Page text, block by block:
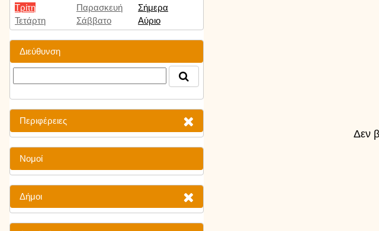
Τρίτη
Τετάρτη
Παρασκευή
Σάββατο
Σήμερα
Αύριο
Διεύθυνση
Περιφέρειες
Νομοί
Δήμοι
Δεν